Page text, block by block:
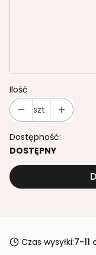
Ilość
szt.
Dostępność:
DOSTĘPNY
Czas wysyłki:7-11